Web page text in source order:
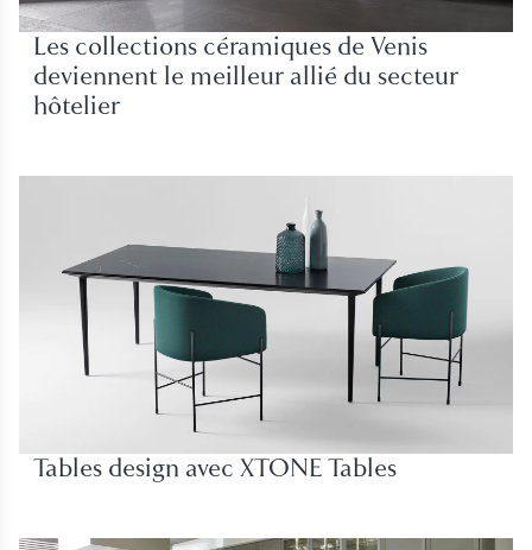
Les collections céramiques de Venis
deviennent le meilleur allié du secteur
hôtelier
Tables design avec XTONE Tables